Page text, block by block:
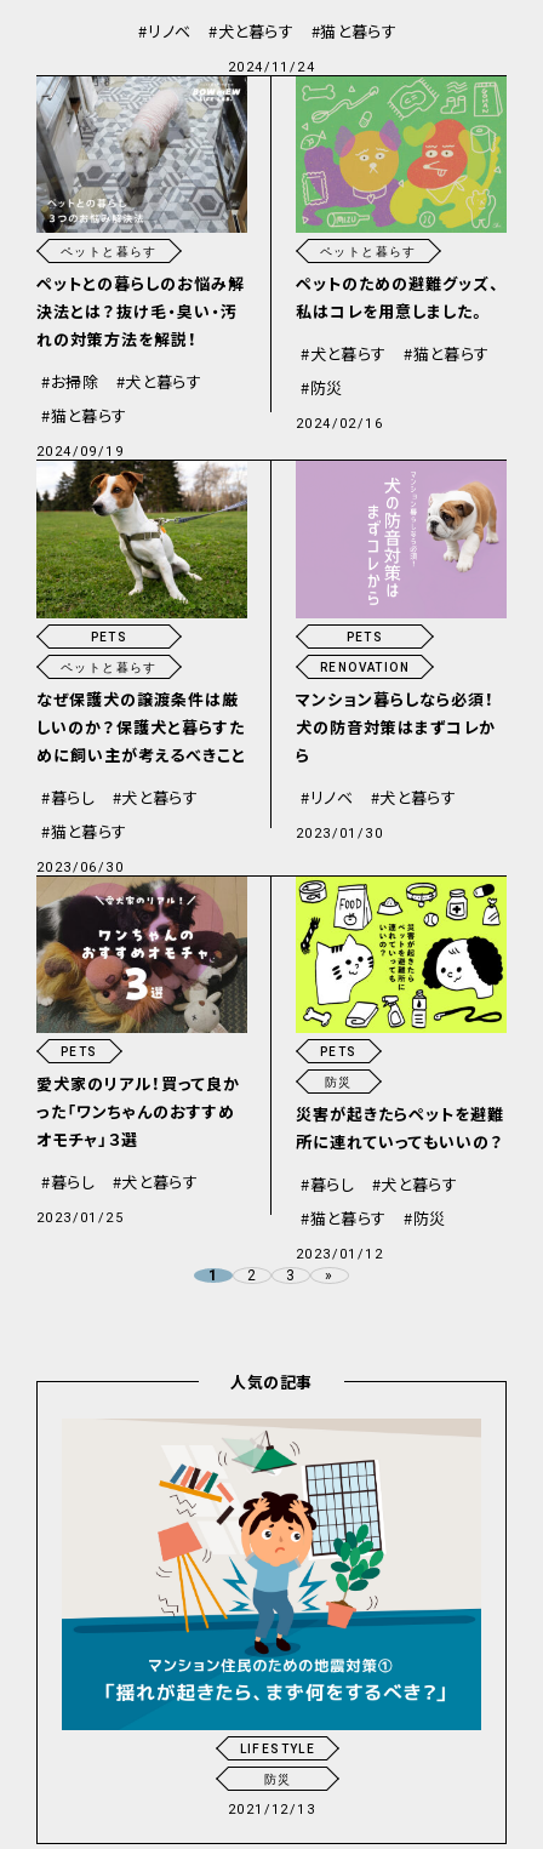
リノベ 犬と暮らす 猫と暮らす
2024/11/24
ペットと暮らす
ペットとの暮らしのお悩み解
決法とは？抜け毛・臭い・汚
れの対策方法を解説！
お掃除
犬と暮らす
猫と暮らす
2024/09/19
ペットと暮らす
ペットのための避難グッズ、
私はコレを用意しました。
犬と暮らす
猫と暮らす
防災
2024/02/16
PETS
ペットと暮らす
なぜ保護犬の譲渡条件は厳
しいのか？保護犬と暮らすた
めに飼い主が考えるべきこと
暮らし
犬と暮らす
猫と暮らす
2023/06/30
PETS
RENOVATION
マンション暮らしなら必須！
犬の防音対策はまずコレか
ら
リノベ
犬と暮らす
2023/01/30
PETS
愛犬家のリアル！買って良か
った「ワンちゃんのおすすめ
オモチャ」３選
暮らし
犬と暮らす
2023/01/25
PETS
防災
災害が起きたらペットを避難
所に連れていってもいいの？
暮らし
犬と暮らす
猫と暮らす
防災
2023/01/12
1 2 3 »
人気の記事
LIFESTYLE
防災
2021/12/13